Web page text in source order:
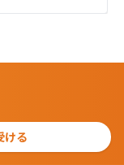
ける